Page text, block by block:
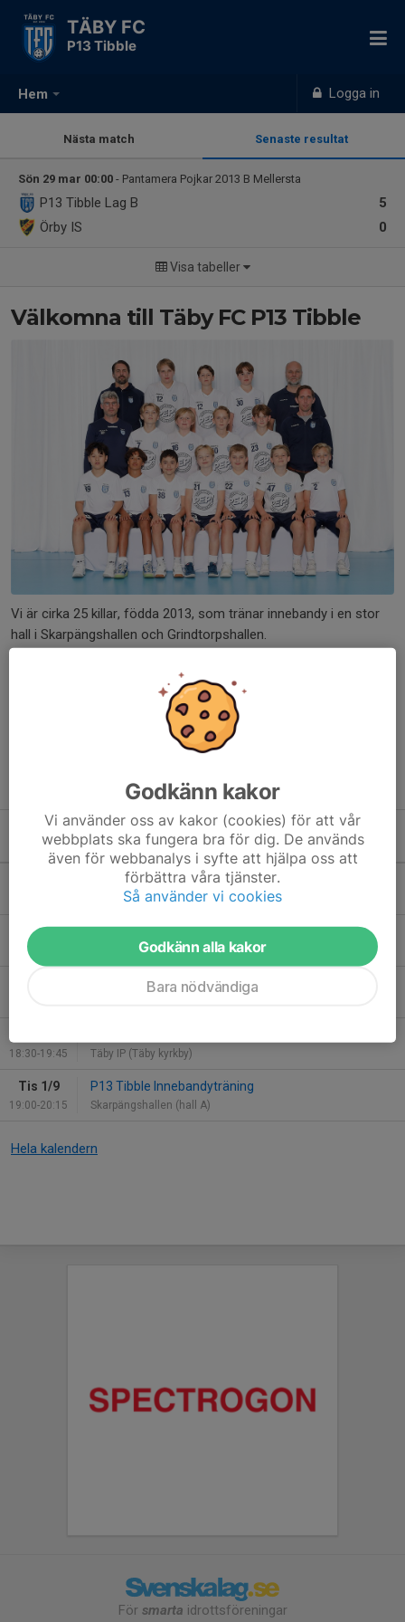
Hem Logga in
TÄBY FC
P13 Tibble
Nästa match Senaste resultat
Sön 29 mar 00:00 - Pantamera Pojkar 2013 B Mellersta
5
P13 Tibble Lag B
0
Örby IS
Visa tabeller
Välkomna till Täby FC P13 Tibble
Vi är cirka 25 killar, födda 2013, som tränar innebandy i en stor
hall i Skarpängshallen och Grindtorpshallen.
Träningstider för 2025/26 är tisdagar kl. 18.15-19.30, torsdagar
18.00-19.00 och fredagar kl. 17.00-18.10
Seriespel i tre serier på tre olika nivåer (A, B och C).
Kommande aktiviteter
P13 Tibble Innebandyträning
Skarpängshallen (hall A)
Tor 20/8
18:30-19:45
P13 Tibble Innebandyträning
Täby IP (Täby kyrkby)
P13 Tibble Innebandyträning
18:30-19:45 Täby IP (Täby kyrkby)
Tis 1/9
19:00-20:15
P13 Tibble Innebandyträning
Skarpängshallen (hall A)
Hela kalendern
För smarta idrottsföreningar
Godkänn kakor
Vi använder oss av kakor (cookies) för att vår
webbplats ska fungera bra för dig. De används
även för webbanalys i syfte att hjälpa oss att
förbättra våra tjänster.
Så använder vi cookies
Godkänn alla kakor
Bara nödvändiga